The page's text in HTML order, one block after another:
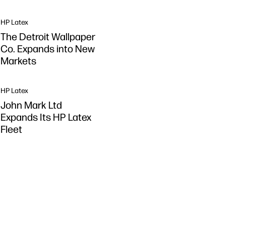
HP Latex
The Detroit Wallpaper
Co. Expands into New
Markets
HP Latex
John Mark Ltd
Expands Its HP Latex
Fleet